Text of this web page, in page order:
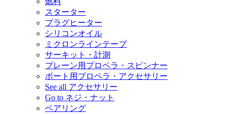
スターター
プラグヒーター
シリコンオイル
ミクロンラインテープ
サーキット・計測
プレーン用プロペラ・スピンナー
ボート用プロペラ・アクセサリー
See all アクセサリー
Go to ネジ・ナット
ベアリング